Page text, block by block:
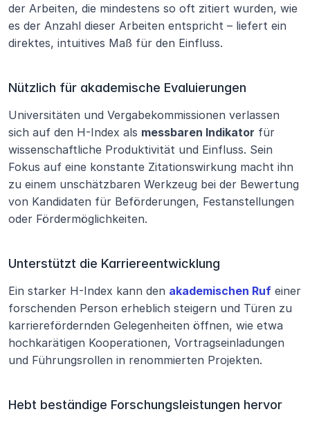
der Arbeiten, die mindestens so oft zitiert wurden, wie
es der Anzahl dieser Arbeiten entspricht – liefert ein
direktes, intuitives Maß für den Einfluss.
Nützlich für akademische Evaluierungen
Universitäten und Vergabekommissionen verlassen
sich auf den H-Index als messbaren Indikator für
wissenschaftliche Produktivität und Einfluss. Sein
Fokus auf eine konstante Zitationswirkung macht ihn
zu einem unschätzbaren Werkzeug bei der Bewertung
von Kandidaten für Beförderungen, Festanstellungen
oder Fördermöglichkeiten.
Unterstützt die Karriereentwicklung
Ein starker H-Index kann den akademischen Ruf einer
forschenden Person erheblich steigern und Türen zu
karrierefördernden Gelegenheiten öffnen, wie etwa
hochkarätigen Kooperationen, Vortragseinladungen
und Führungsrollen in renommierten Projekten.
Hebt beständige Forschungsleistungen hervor